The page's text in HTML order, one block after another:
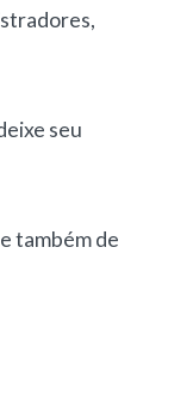
seu
também de